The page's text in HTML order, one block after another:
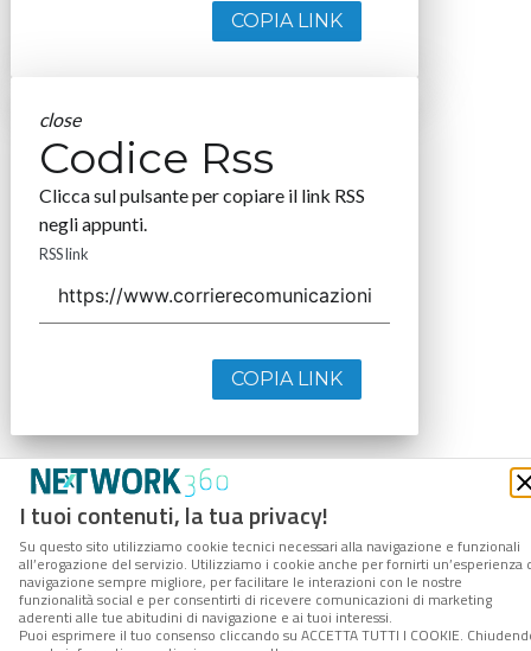
I tuoi contenuti, la tua privacy!
Su questo sito utilizziamo cookie tecnici necessari alla navigazione e funzionali
all’erogazione del servizio. Utilizziamo i cookie anche per fornirti un’esperienza
navigazione sempre migliore, per facilitare le interazioni con le nostre
funzionalità social e per consentirti di ricevere comunicazioni di marketing
aderenti alle tue abitudini di navigazione e ai tuoi interessi.
Puoi esprimere il tuo consenso cliccando su ACCETTA TUTTI I COOKIE.
COPIA LINK
close
Codice Rss
Clicca sul pulsante per copiare il link RSS
negli appunti.
RSS link
COPIA LINK